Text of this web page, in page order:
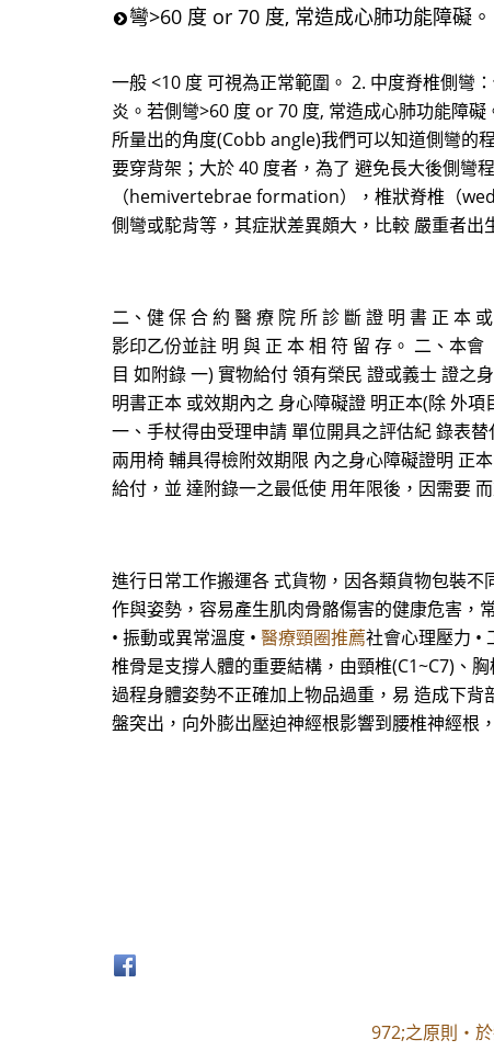
彎>60 度 or 70 度, 常造成心肺功能障礙
一般 <10 度 可視為正常範圍。 2. 中度脊椎側彎
炎。若側彎>60 度 or 70 度, 常造成心肺功能障
所量出的角度(Cobb angle)我們可以知道側彎的
要穿背架；大於 40 度者，為了 避免長大後側彎
（hemivertebrae formation），椎狀脊椎（
側彎或駝背等，其症狀差異頗大，比較 嚴重者出
二、健 保 合 約 醫 療 院 所 診 斷 證 明 書 正 本
影印乙份並註 明 與 正 本 相 符 留 存。 二、本
目 如附錄 一) 實物給付 領有榮民 證或義士 證之
明書正本 或效期內之 身心障礙證 明正本(除 外項
一、手杖得由受理申請 單位開具之評估紀 錄表
兩用椅 輔具得檢附效期限 內之身心障礙證明 正
給付，並 達附錄一之最低使 用年限後，因需要
進行日常工作搬運各 式貨物，因各類貨物包裝
作與姿勢，容易產生肌肉骨骼傷害的健康危害，
• 振動或異常溫度 • 醫療頸圈推薦社會心理壓力 •
椎骨是支撐人體的重要結構，由頸椎(C1~C7)、
過程身體姿勢不正確加上物品過重，易 造成下
盤突出，向外膨出壓迫神經根影響到腰椎神經根，
972;之原則‧於